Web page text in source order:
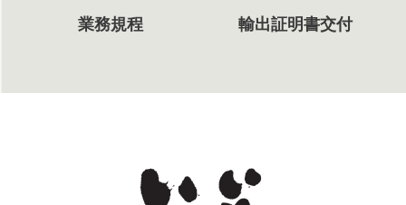
業務規程 輸出証明書交付